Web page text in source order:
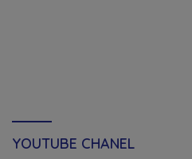
YOUTUBE CHANEL